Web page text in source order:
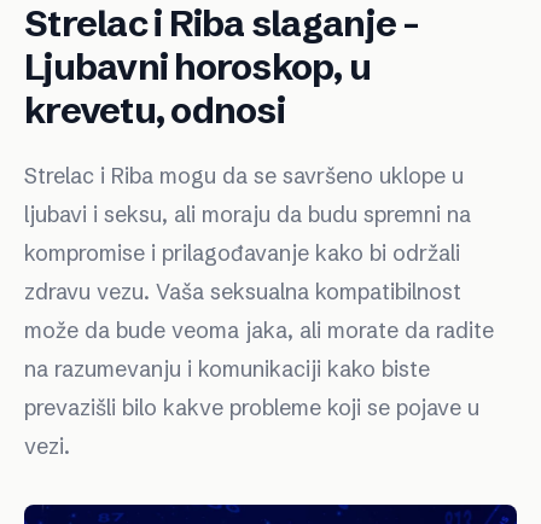
Strelac i Riba slaganje –
Ljubavni horoskop, u
krevetu, odnosi
Strelac i Riba mogu da se savršeno uklope u
ljubavi i seksu, ali moraju da budu spremni na
kompromise i prilagođavanje kako bi održali
zdravu vezu. Vaša seksualna kompatibilnost
može da bude veoma jaka, ali morate da radite
na razumevanju i komunikaciji kako biste
prevazišli bilo kakve probleme koji se pojave u
vezi.